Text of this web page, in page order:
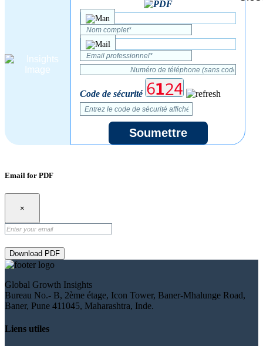
Code de sécurité
Soumettre
Email for PDF
×
Download PDF
Global Growth Insights
Bureau No.- B, 2ème étage, Icon Tower, Baner-Mhalunge Road,
Baner, Pune 411045, Maharashtra, Inde.
Liens utiles